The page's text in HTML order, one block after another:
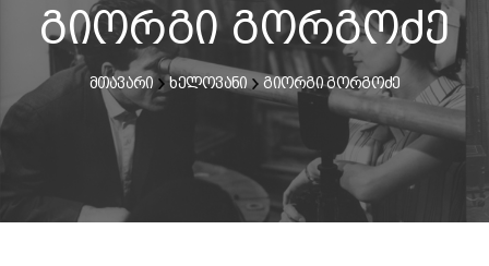
ᲮᲔᲚᲝᲕᲐᲜᲘ
ᲙᲘᲜᲝᲡᲢᲣᲓᲘᲐ
ᲙᲘᲜᲝᲐᲙᲐᲓᲔᲛᲘᲐ
გიორგი გორგოძე
მთავარი ხელოვანი გიორგი გორგოძე